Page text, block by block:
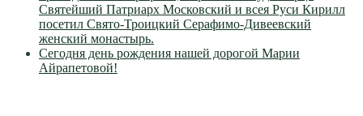
Святейший Патриарх Московский и всея Руси Кирилл
посетил Свято-Троицкий Серафимо-Дивеевский
женский монастырь.
Сегодня день рождения нашей дорогой Марии
Айрапетовой!